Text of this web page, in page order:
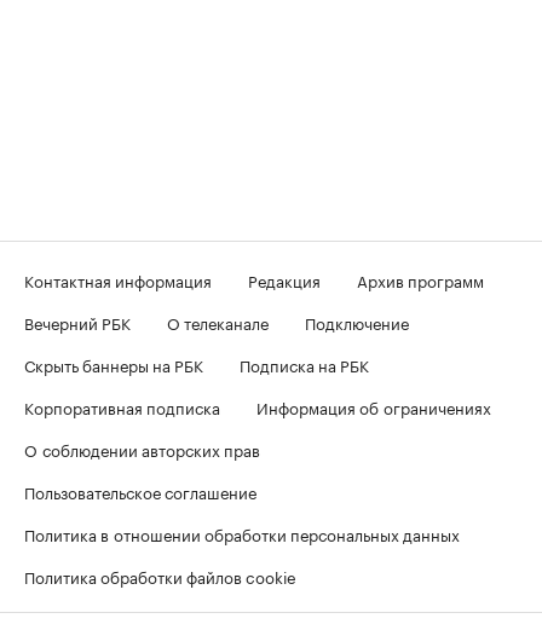
Контактная информация Редакция
Архив программ
Вечерний РБК
О телеканале
Подключение
Скрыть баннеры на РБК
Подписка на РБК
Корпоративная подписка
Информация об ограничениях
О соблюдении авторских прав
Пользовательское соглашение
Политика в отношении обработки персональных данных
Политика обработки файлов cookie